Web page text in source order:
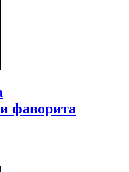
фаворита